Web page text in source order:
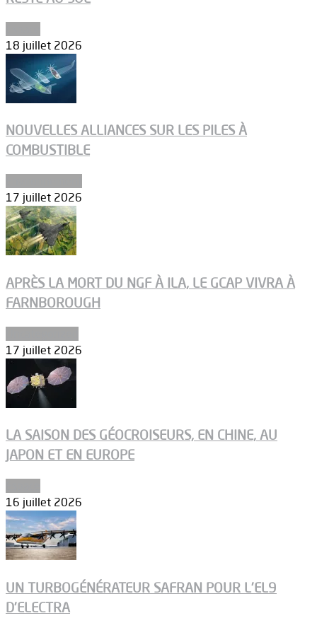
18 juillet 2026
NOUVELLES ALLIANCES SUR LES PILES À
COMBUSTIBLE
17 juillet 2026
APRÈS LA MORT DU NGF À ILA, LE GCAP VIVRA À
FARNBOROUGH
17 juillet 2026
LA SAISON DES GÉOCROISEURS, EN CHINE, AU
JAPON ET EN EUROPE
16 juillet 2026
UN TURBOGÉNÉRATEUR SAFRAN POUR L’EL9
D’ELECTRA